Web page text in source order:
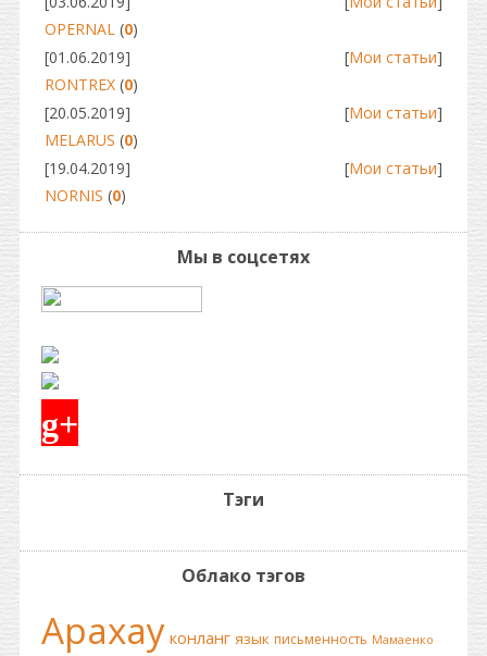
OPERNAL (0)
[01.06.2019]
[Мои статьи]
RONTREX (0)
[20.05.2019]
[Мои статьи]
MELARUS (0)
[19.04.2019]
[Мои статьи]
NORNIS (0)
Мы в соцсетях
g+
Тэги
Облако тэгов
Арахау конланг язык письменность Мамаенко